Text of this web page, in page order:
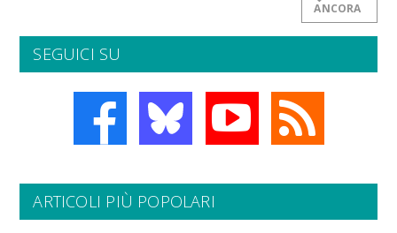
ANCORA
SEGUICI SU
ARTICOLI PIÙ POPOLARI